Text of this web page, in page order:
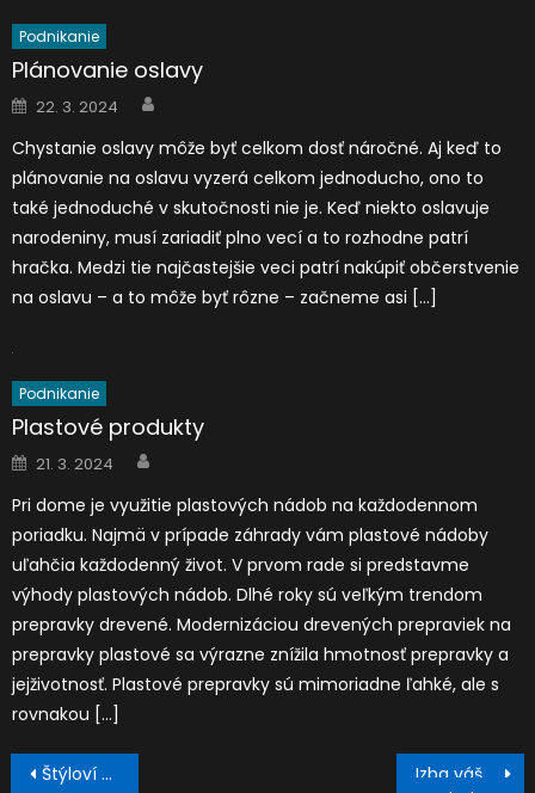
Podnikanie
Plánovanie oslavy
Posted
on
22. 3. 2024
Chystanie oslavy môže byť celkom dosť náročné. Aj keď to
plánovanie na oslavu vyzerá celkom jednoducho, ono to
také jednoduché v skutočnosti nie je. Keď niekto oslavuje
narodeniny, musí zariadiť plno vecí a to rozhodne patrí
hračka. Medzi tie najčastejšie veci patrí nakúpiť občerstvenie
na oslavu – a to môže byť rôzne – začneme asi […]
Podnikanie
Plastové produkty
Posted
on
21. 3. 2024
Pri dome je využitie plastových nádob na každodennom
poriadku. Najmä v prípade záhrady vám plastové nádoby
uľahčia každodenný život. V prvom rade si predstavme
výhody plastových nádob. Dlhé roky sú veľkým trendom
prepravky drevené. Modernizáciou drevených prepraviek na
prepravky plastové sa výrazne znížila hmotnosť prepravky a
jejživotnosť. Plastové prepravky sú mimoriadne ľahké, ale s
rovnakou […]
Navigace
Štýloví pri jazde na prašane Izba vášho potomka je jeho komnata